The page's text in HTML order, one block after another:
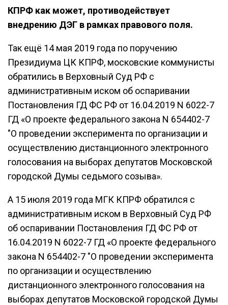
КПРФ как может, противодействует
внедрению ДЭГ в рамках правового поля.
Так ещё 14 мая 2019 года по поручению
Президиума ЦК КПРФ, московские коммунисты
обратились в Верховный Суд РФ с
административным иском об оспаривании
Постановления ГД ФС РФ от 16.04.2019 N 6022-7
ГД «О проекте федерального закона N 654402-7
"О проведении эксперимента по организации и
осуществлению дистанционного электронного
голосования на выборах депутатов Московской
городской Думы седьмого созыва».
А 15 июля 2019 года МГК КПРФ обратился с
административным иском в Верховный Суд РФ
об оспаривании Постановления ГД ФС РФ от
16.04.2019 N 6022-7 ГД «О проекте федерального
закона N 654402-7 "О проведении эксперимента
по организации и осуществлению
дистанционного электронного голосования на
выборах депутатов Московской городской Думы